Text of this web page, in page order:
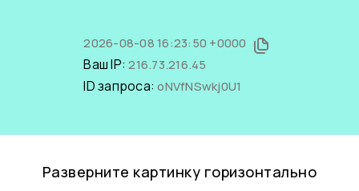
2026-08-08 16:23:50 +0000
Ваш IP:216.73.216.45
ID запроса:oNVfNSwkj0U1
Разверните картинку горизонтально